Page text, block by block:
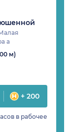
а
м)
+ 200
в рабочее